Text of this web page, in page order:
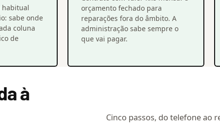
habitual
sabe onde
coluna
de
orçamento fechado para
reparações fora do âmbito. A
administração sabe sempre o
que vai pagar.
à
Cinco passos, do telefone ao